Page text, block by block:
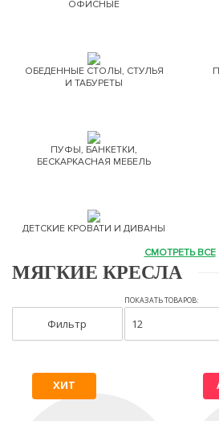
ОФИСНЫЕ
ОБЕДЕННЫЕ СТОЛЫ, СТУЛЬЯ
И ТАБУРЕТЫ
ПУФЫ, БАНКЕТКИ,
БЕСКАРКАСНАЯ МЕБЕЛЬ
ДЕТСКИЕ КРОВАТИ И ДИВАНЫ
СМОТРЕТЬ ВСЕ
МЯГКИЕ КРЕСЛА
Фильтр
ПОКАЗАТЬ ТОВАРОВ:
12
ХИТ